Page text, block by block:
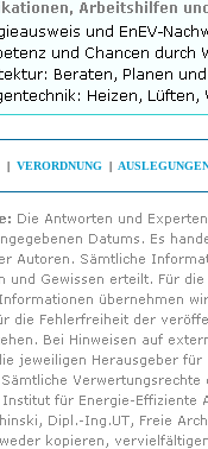
| VERORDNUNG |